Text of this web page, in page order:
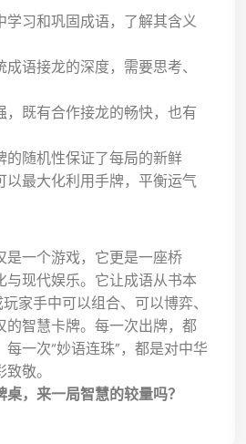
学习和巩固成语，了解其含义
成语接龙的深度，需要思考、
，既有合作接龙的畅快，也有
的随机性保证了每局的新鲜
以最大化利用手牌，平衡运气
是一个游戏，它更是一座桥
与现代娱乐。它让成语从书本
家手中可以组合、可以博弈、
的智慧卡牌。每一次出牌，都
一次“妙语连珠”，都是对中华
敬。
，来一局智慧的较量吗？